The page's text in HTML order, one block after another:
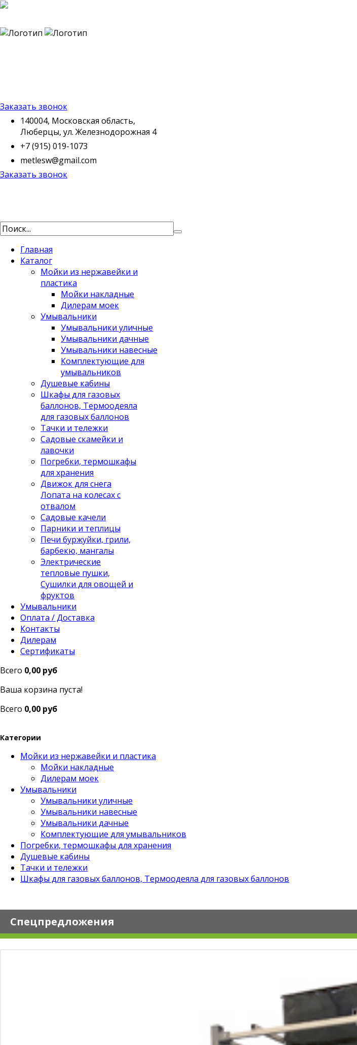
Заказать звонок
140004, Московская область,
Люберцы, ул. Железнодорожная 4
+7 (915) 019-1073
metlesw@gmail.com
Заказать звонок
Главная
Каталог
Мойки из нержавейки и
пластика
Мойки накладные
Дилерам моек
Умывальники
Умывальники уличные
Умывальники дачные
Умывальники навесные
Комплектующие для
умывальников
Душевые кабины
Шкафы для газовых
баллонов, Термоодеяла
для газовых баллонов
Тачки и тележки
Садовые скамейки и
лавочки
Погребки, термошкафы
для хранения
Движок для снега
Лопата на колесах с
отвалом
Садовые качели
Парники и теплицы
Печи буржуйки, грили,
барбекю, мангалы
Электрические
тепловые пушки,
Сушилки для овощей и
фруктов
Умывальники
Оплата / Доставка
Контакты
Дилерам
Сертификаты
Всего 0,00 руб
Ваша корзина пуста!
Всего 0,00 руб
Категории
Мойки из нержавейки и пластика
Мойки накладные
Дилерам моек
Умывальники
Умывальники уличные
Умывальники навесные
Умывальники дачные
Комплектующие для умывальников
Погребки, термошкафы для хранения
Душевые кабины
Тачки и тележки
Шкафы для газовых баллонов, Термоодеяла для газовых баллонов
Спецпредложения